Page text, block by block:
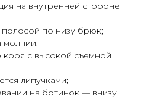
на внутренней стороне
по низу брюк;
молнии;
с высокой съемной
липучками;
на ботинок — внизу